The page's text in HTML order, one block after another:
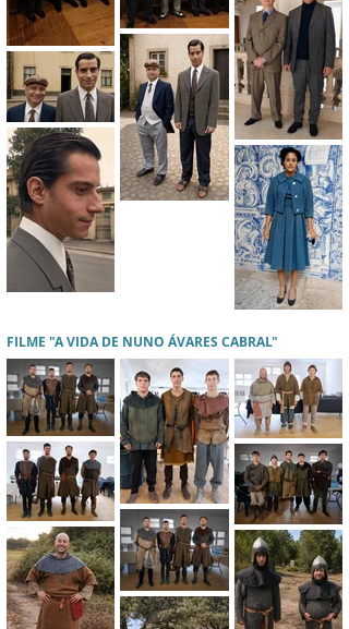
FILME "A VIDA DE NUNO ÁVARES CABRAL"